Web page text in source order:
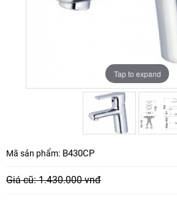
Tap to expand
Tap to expand
Mã sản phẩm: B430CP
Giá cũ: 1.430.000 vnđ